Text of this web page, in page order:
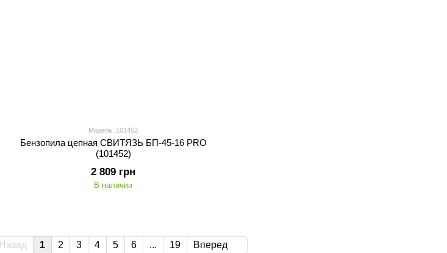
Модель: 101452
Бензопила цепная СВИТЯЗЬ БП-45-16 PRO
(101452)
2 809 грн
В наличии
Назад 1 2 3 4 5 6 ... 19 Вперед